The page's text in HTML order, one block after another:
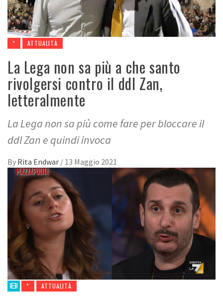
* ATTUALITÀ
La Lega non sa più a che santo
rivolgersi contro il ddl Zan,
letteralmente
La Lega non sa più come fare per bloccare il
ddl Zan e quindi invoca
By Rita Endwar / 13 Maggio 2021
* ATTUALITÀ